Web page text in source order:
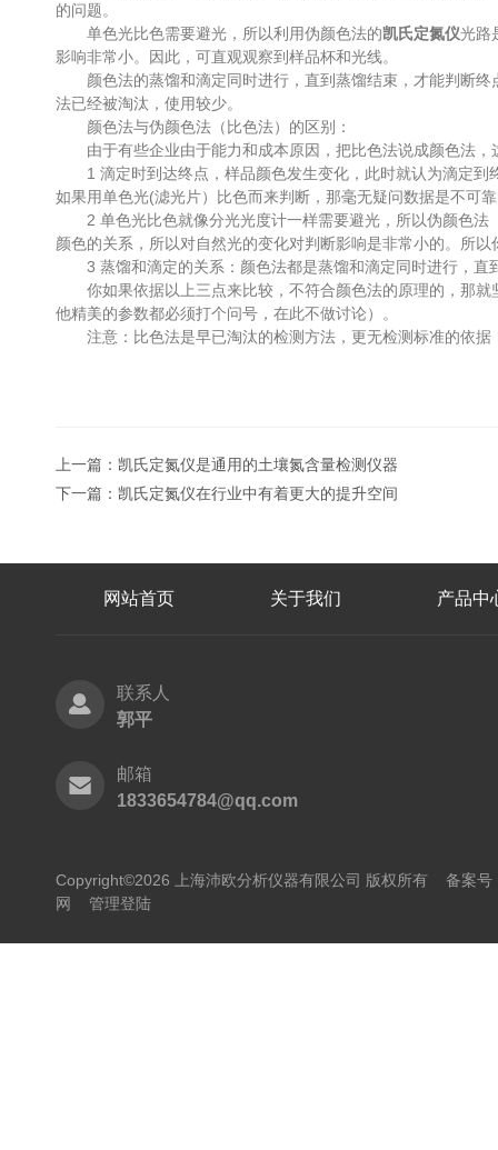
的问题。
单色光比色需要避光，所以利用伪颜色法的凯氏定氮仪光路
影响非常小。因此，可直观观察到样品杯和光线。
颜色法的蒸馏和滴定同时进行，直到蒸馏结束，才能判断终
法已经被淘汰，使用较少。
颜色法与伪颜色法（比色法）的区别：
由于有些企业由于能力和成本原因，把比色法说成颜色法，
1 滴定时到达终点，样品颜色发生变化，此时就认为滴定到
如果用单色光(滤光片）比色而来判断，那毫无疑问数据是不可
2 单色光比色就像分光光度计一样需要避光，所以伪颜色法
颜色的关系，所以对自然光的变化对判断影响是非常小的。所
3 蒸馏和滴定的关系：颜色法都是蒸馏和滴定同时进行，直
你如果依据以上三点来比较，不符合颜色法的原理的，那就
他精美的参数都必须打个问号，在此不做讨论）。
注意：比色法是早已淘汰的检测方法，更无检测标准的依据
上一篇： 凯氏定氮仪是通用的土壤氮含量检测仪器
下一篇： 凯氏定氮仪在行业中有着更大的提升空间
网站首页 关于我们 产品中
联系人
郭平
邮箱
1833654784@qq.com
Copyright©2026 上海沛欧分析仪器有限公司 版权所有 备案号
网
管理登陆